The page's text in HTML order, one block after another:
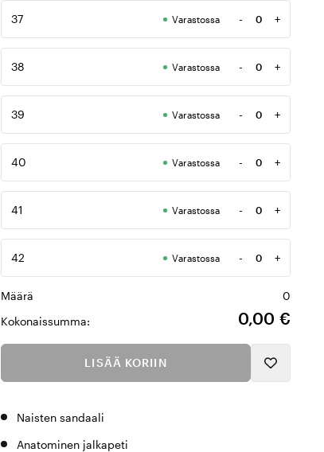
37 Varastossa -
Määrä
+
38 Varastossa -
Määrä
+
39 Varastossa -
Määrä
+
40 Varastossa -
Määrä
+
41 Varastossa -
Määrä
+
42 Varastossa -
Määrä
+
Määrä
0
Kokonaissumma:
0,00 €
LISÄÄ KORIIN
Naisten sandaali
Anatominen jalkapeti